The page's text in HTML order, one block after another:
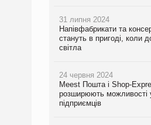
31 липня 2024
Напівфабрикати та
стануть в пригоді, коли
світла
24 червня 2024
Meest Пошта і Shop-
розширюють можливості
підприємців